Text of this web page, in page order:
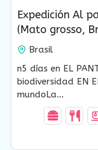
Expedición Al
(Mato grosso,
Brasil
n5 días en EL
biodiversidad EN
mundoLa...